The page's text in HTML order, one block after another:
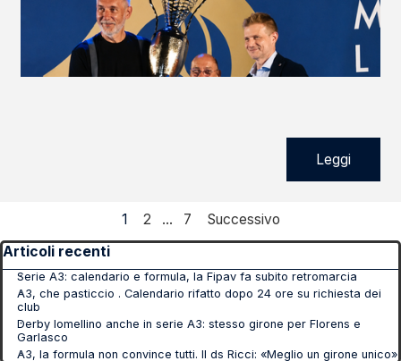
Leggi
Pagina corrente:
1 Vai a pagina:
2 ... Vai a pagina:
7
Successivo
Salta blocco Articoli recenti
Articoli recenti
Serie A3: calendario e formula, la Fipav fa subito retromarcia
A3, che pasticcio . Calendario rifatto dopo 24 ore su richiesta dei
club
Derby lomellino anche in serie A3: stesso girone per Florens e
Garlasco
A3, la formula non convince tutti. Il ds Ricci: «Meglio un girone unico»